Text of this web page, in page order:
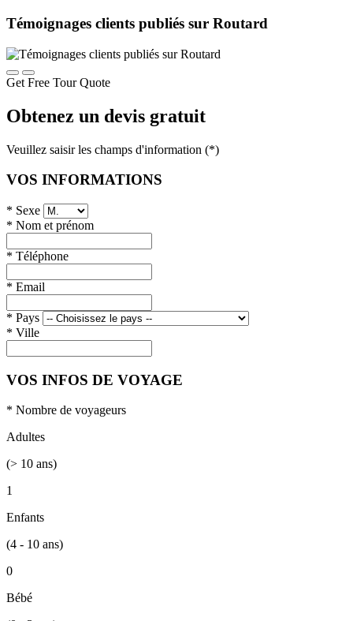
Témoignages clients publiés sur Routard
Get Free Tour Quote
Obtenez un devis gratuit
Veuillez saisir les champs d'information (*)
VOS INFORMATIONS
* Sexe
* Nom et prénom
* Téléphone
* Email
* Pays
* Ville
VOS INFOS DE VOYAGE
* Nombre de voyageurs
Adultes
(> 10 ans)
1
Enfants
(4 - 10 ans)
0
Bébé